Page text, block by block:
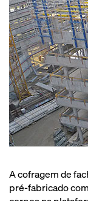
A cofragem de
pré-fabricado